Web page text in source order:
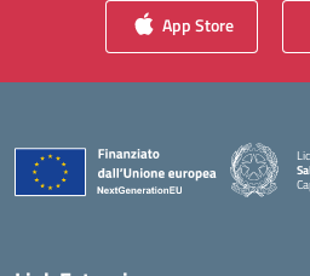
App Store